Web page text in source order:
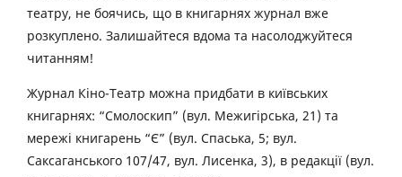
театру, не боячись, що в книгарнях журнал вже
розкуплено. Залишайтеся вдома та насолоджуйтеся
читанням!
Журнал Кіно-Театр можна придбати в київських
книгарнях: “Смолоскип” (вул. Межигірська, 21) та
мережі книгарень “Є” (вул. Спаська, 5; вул.
Саксаганського 107/47, вул. Лисенка, 3), в редакції (вул.